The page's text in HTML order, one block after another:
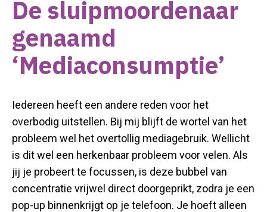
De sluipmoordenaar
genaamd
‘Mediaconsumptie’
Iedereen heeft een andere reden voor het
overbodig uitstellen. Bij mij blijft de wortel van het
probleem wel het overtollig mediagebruik. Wellicht
is dit wel een herkenbaar probleem voor velen. Als
jij je probeert te focussen, is deze bubbel van
concentratie vrijwel direct doorgeprikt, zodra je een
pop-up binnenkrijgt op je telefoon. Je hoeft alleen